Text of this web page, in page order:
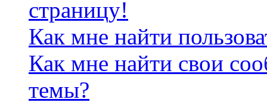
страницу!
Как мне найти
Как мне найти свои
темы?